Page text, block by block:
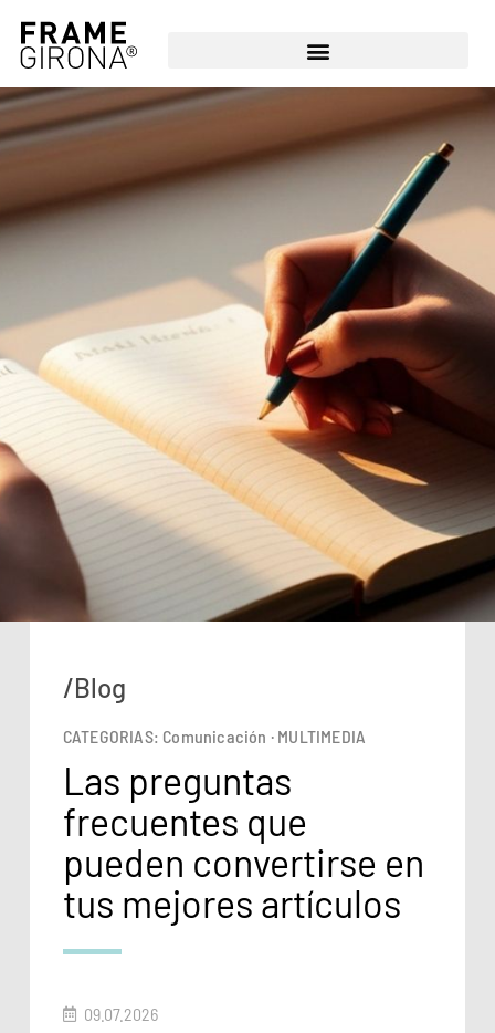
/Blog
CATEGORIAS: Comunicación · MULTIMEDIA
Las preguntas
frecuentes que
pueden convertirse en
tus mejores artículos
09.07.2026